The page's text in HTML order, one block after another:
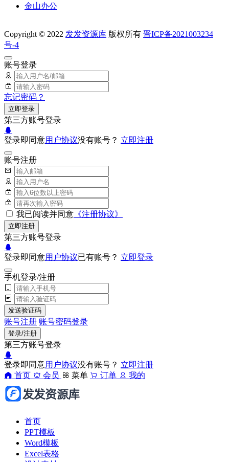
金山办公
Copyright © 2022 发发资源库 版权所有 晋ICP备2021003234
号-4
账号登录
忘记密码？
立即登录
第三方账号登录
登录即同意用户协议没有账号？ 立即注册
账号注册
我已阅读并同意 《注册协议》
立即注册
第三方账号登录
登录即同意用户协议已有账号？ 立即登录
手机登录/注册
发送验证码
账号注册 账号密码登录
登录/注册
第三方账号登录
登录即同意用户协议没有账号？ 立即注册
首页
会员 菜单 订单 我的
首页
PPT模板
Word模板
Excel表格